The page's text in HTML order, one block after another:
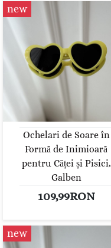
new
Ochelari de Soare în
Formă de Inimioară
pentru Căței și Pisici,
Galben
109,99RON
new